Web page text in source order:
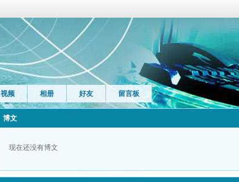
视频 相册 好友 留言板
博文
现在还没有博文